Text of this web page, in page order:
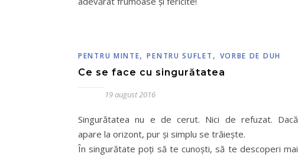
PENTRU MINTE,PENTRU SUFLET , VORBE DE DUH
Ce se face cu singurătatea
19 august 2016
Singurătatea nu e de cerut. Nici de refuzat. Dacă
apare la orizont, pur și simplu se trăiește.
În singurătate poți să te cunoști, să te descoperi mai